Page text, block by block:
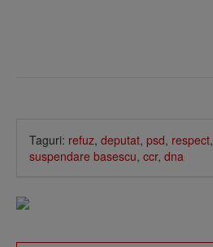
Taguri: refuz, deputat, psd, respect,
suspendare basescu, ccr, dna